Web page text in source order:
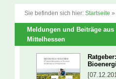
Sie befinden sich hier: Startseite »
Meldungen und Beiträge aus
Mittelhessen